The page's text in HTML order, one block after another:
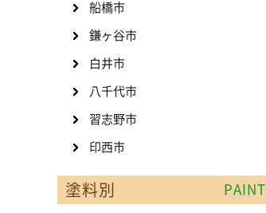
船橋市
鎌ヶ谷市
白井市
八千代市
習志野市
印西市
塗料別 PAINT